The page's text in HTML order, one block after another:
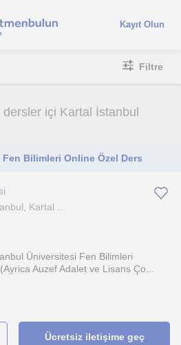
Kayıt Olun
Filtre
içi Kartal İstanbul
Bilimleri Online Özel Ders
Kartal ...
Üniversitesi Fen Bilimleri
Auzef Adalet ve Lisans Ço...
Ücretsiz iletişime geç